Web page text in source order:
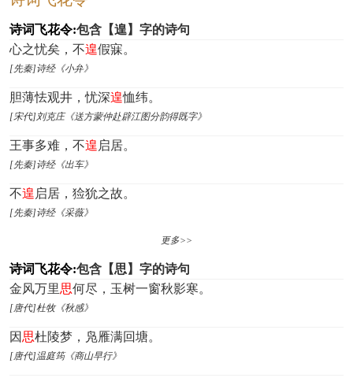
诗词飞花令:包含【遑】字的诗句
心之忧矣，不遑假寐。
[先秦]诗经《小弁》
胆薄怯观井，忧深遑恤纬。
[宋代]刘克庄《送方蒙仲赴辟江图分韵得既字》
王事多难，不遑 启居。
[先秦]诗经《出车》
不遑 启居，猃狁之故。
[先秦]诗经《采薇》
更多>>
诗词飞花令:包含【思】字的诗句
金风万里思何尽，玉树一窗秋影寒。
[唐代]杜牧《秋感》
因 思杜陵梦，凫雁满回塘。
[唐代]温庭筠《商山早行》